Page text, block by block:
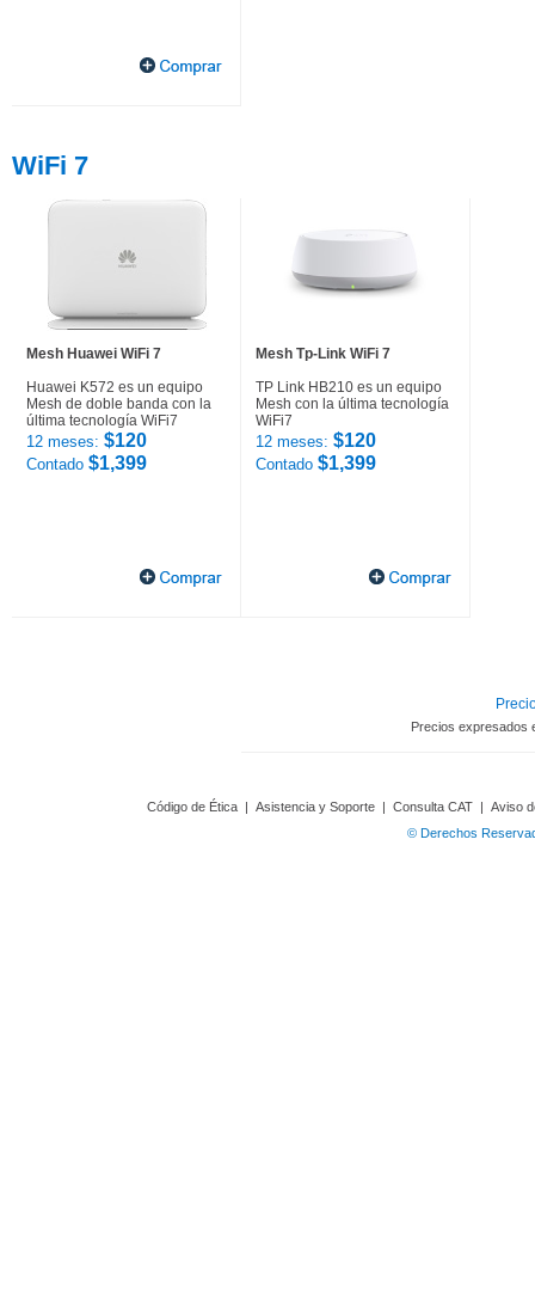
WiFi 7
Mesh Huawei WiFi 7
Huawei K572 es un equipo
Mesh de doble banda con la
última tecnología WiFi7
12 meses: $120
Contado $1,399
Mesh Tp-Link WiFi 7
TP Link HB210 es un equipo
Mesh con la última tecnología
WiFi7
12 meses: $120
Contado $1,399
Precios expresados
Código de Ética | Asistencia y Soporte | Consulta CAT | Aviso
© Derechos